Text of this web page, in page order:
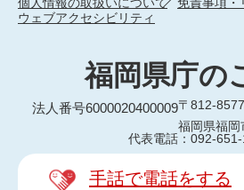
個人情報の取扱いについて
免責事項・
ウェブアクセシビリティ
福岡県庁の
法人番号6000020400009〒812-8577
福岡県福
代表電話：092-
手話で電話をする